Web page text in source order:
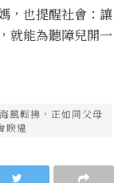
，也提醒社會：讓
就能為聽障兒開一
風輕拂，正如同父母
睽違